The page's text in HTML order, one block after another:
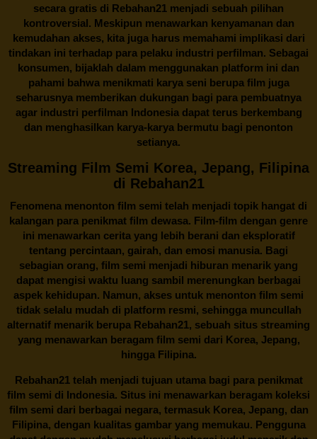
secara gratis di Rebahan21 menjadi sebuah pilihan
kontroversial. Meskipun menawarkan kenyamanan dan
kemudahan akses, kita juga harus memahami implikasi dari
tindakan ini terhadap para pelaku industri perfilman. Sebagai
konsumen, bijaklah dalam menggunakan platform ini dan
pahami bahwa menikmati karya seni berupa film juga
seharusnya memberikan dukungan bagi para pembuatnya
agar industri perfilman Indonesia dapat terus berkembang
dan menghasilkan karya-karya bermutu bagi penonton
setianya.
Streaming Film Semi Korea, Jepang, Filipina
di Rebahan21
Fenomena menonton film semi telah menjadi topik hangat di
kalangan para penikmat film dewasa. Film-film dengan genre
ini menawarkan cerita yang lebih berani dan eksploratif
tentang percintaan, gairah, dan emosi manusia. Bagi
sebagian orang, film semi menjadi hiburan menarik yang
dapat mengisi waktu luang sambil merenungkan berbagai
aspek kehidupan. Namun, akses untuk menonton film semi
tidak selalu mudah di platform resmi, sehingga muncullah
alternatif menarik berupa Rebahan21, sebuah situs streaming
yang menawarkan beragam film semi dari Korea, Jepang,
hingga Filipina.
Rebahan21telah menjadi tujuan utama bagi para penikmat
film semi di Indonesia. Situs ini menawarkan beragam koleksi
film semi dari berbagai negara, termasuk Korea, Jepang, dan
Filipina, dengan kualitas gambar yang memukau. Pengguna